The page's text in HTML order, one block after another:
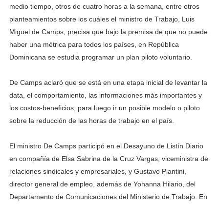
medio tiempo, otros de cuatro horas a la semana, entre otros
planteamientos sobre los cuáles el ministro de Trabajo, Luis
Miguel de Camps, precisa que bajo la premisa de que no puede
haber una métrica para todos los países, en República
Dominicana se estudia programar un plan piloto voluntario.
De Camps aclaró que se está en una etapa inicial de levantar la
data, el comportamiento, las informaciones más importantes y
los costos-beneficios, para luego ir un posible modelo o piloto
sobre la reducción de las horas de trabajo en el país.
El ministro De Camps participó en el Desayuno de Listín Diario
en compañía de Elsa Sabrina de la Cruz Vargas, viceministra de
relaciones sindicales y empresariales, y Gustavo Piantini,
director general de empleo, además de Yohanna Hilario, del
Departamento de Comunicaciones del Ministerio de Trabajo. En